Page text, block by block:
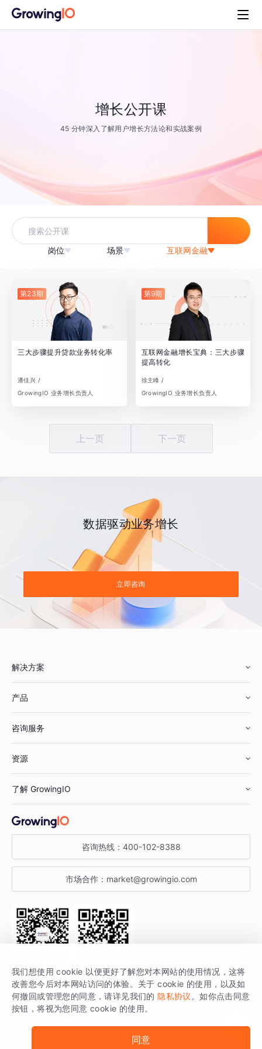
增长公开课
45 分钟深入了解用户增长方法论和实战案例
岗位 场景 互联网金融
第23期
三大步骤提升贷款业务转化率
潘佳兴 /
GrowingIO 业务增长负责人
第9期
互联网金融增长宝典：三大步骤
提高转化
徐主峰 /
GrowingIO 业务增长负责人
上一页 下一页
数据驱动业务增长
立即咨询
解决方案
鞋服行业
汽车行业
金融行业
产品
智能运营
获客分析
咨询服务
资源
增长公开课
增长博客
开发者文档
SDK 文档
场景指南
了解 GrowingIO
关于 GrowingIO
增长大会
行业活动
咨询热线： 400-102-8388
市场合作： market@growingio.com
关注公众号 获取更多干货
GrowingIO 是专注于数据智能分析与增长的品牌，核心平台为 GrowingIO
分析云。
版权所有 © 北京易数科技有限公司
我们想使用 cookie 以便更好了解您对本网站的使用情况，这将
改善您今后对本网站访问的体验。关于 cookie 的使用，以及如
何撤回或管理您的同意，请详见我们的 隐私协议 。如你点击同意
按钮，将视为您同意 cookie 的使用。
同意